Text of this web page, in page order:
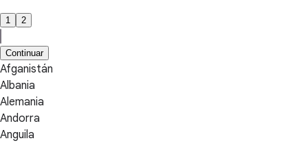
1 2
Continuar
Afganistán
Albania
Alemania
Andorra
Anguila